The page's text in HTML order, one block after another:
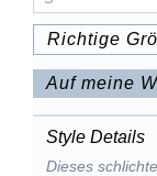
Richtige
Auf meine
Style Details
Dieses